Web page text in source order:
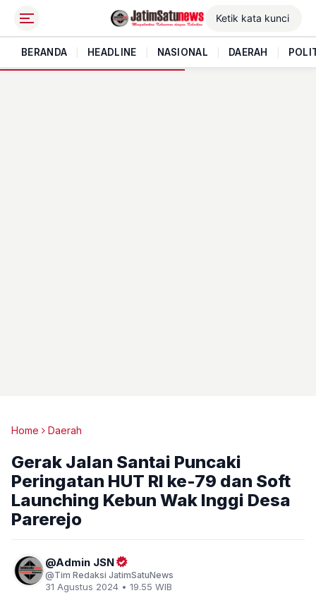
BERANDA HEADLINE NASIONAL DAERAH
Home Daerah
Gerak Jalan Santai Puncaki
Peringatan HUT RI ke-79 dan Soft
Launching Kebun Wak Inggi Desa
Parerejo
Admin JSN
Tim Redaksi JatimSatuNews
31 Agustus 2024 • 19.55 WIB